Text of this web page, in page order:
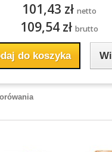
101,43 zł netto
109,54 zł brutto
do koszyka